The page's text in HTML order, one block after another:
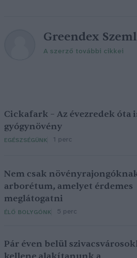
Greendex
A szerző további cikkei
Cickafark – Az évezredek óta
gyógynövény
EGÉSZSÉGÜNK 1 perc
Nem csak
arborétum, amelyet érdemes
meglátogatni
ÉLŐ BOLYGÓNK 5 perc
Pár éven belül